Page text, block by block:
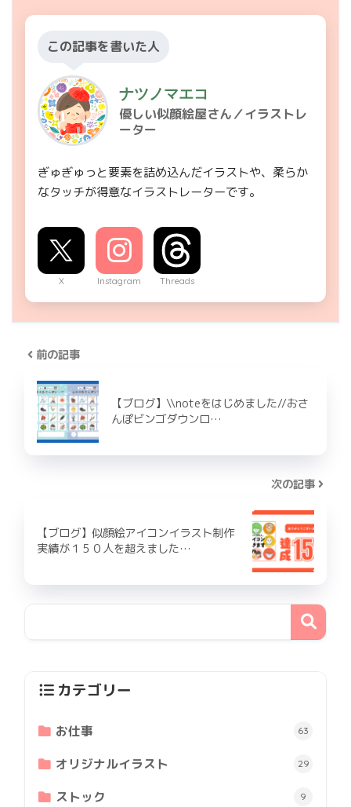
この記事を書いた人
ナツノマエコ
優しい似顔絵屋さん／イラストレ
ーター
ぎゅぎゅっと要素を詰め込んだイラストや、柔らか
なタッチが得意なイラストレーターです。
X Instagram Threads
前の記事
【ブログ】\\noteをはじめました//おさ
んぽビンゴダウンロ…
次の記事
【ブログ】似顔絵アイコンイラスト制作
実績が１５０人を超えました…
カテゴリー
お仕事 63
オリジナルイラスト 29
ストック 9